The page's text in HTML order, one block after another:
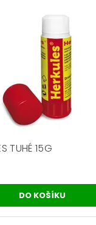
TUHÉ 15G